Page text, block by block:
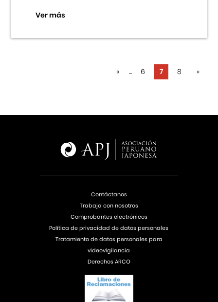
Ver más
« ... 6 7 8 »
Contáctanos
Trabaja con nosotros
Comprobantes electrónicos
Política de privacidad de datos personales
Tratamiento de datos personales para
videovigilancia
Derechos ARCO